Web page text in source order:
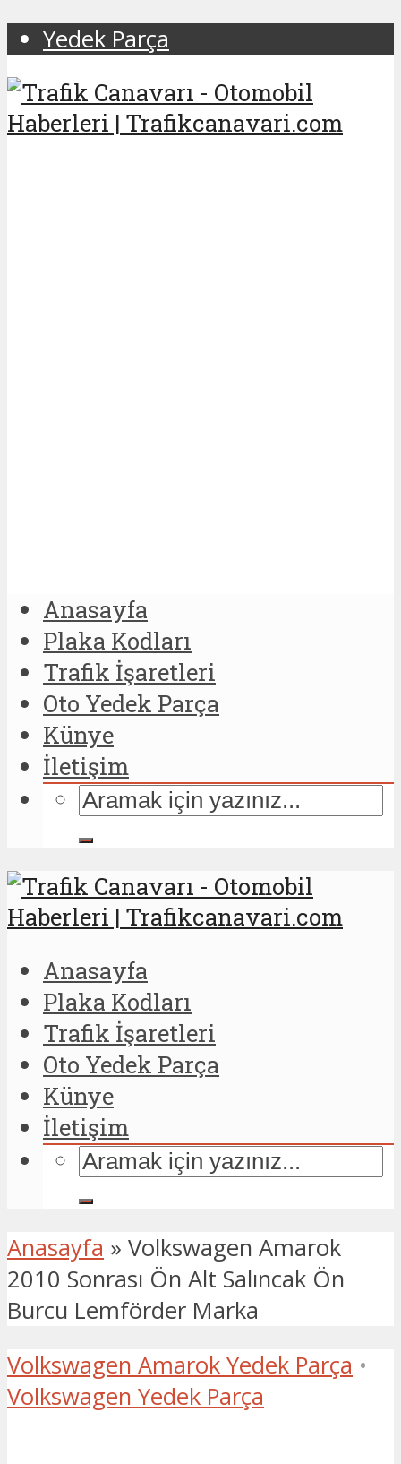
Yedek Parça
Anasayfa
Plaka Kodları
Trafik İşaretleri
Oto Yedek Parça
Künye
İletişim
Anasayfa
Plaka Kodları
Trafik İşaretleri
Oto Yedek Parça
Künye
İletişim
Anasayfa » Volkswagen Amarok
2010 Sonrası Ön Alt Salıncak Ön
Burcu Lemförder Marka
Volkswagen Amarok Yedek Parça •
Volkswagen Yedek Parça